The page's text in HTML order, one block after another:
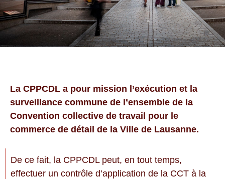
La CPPCDL a pour mission l’exécution et la
surveillance commune de l’ensemble de la
Convention collective de travail pour le
commerce de détail de la Ville de Lausanne.
De ce fait, la CPPCDL peut, en tout temps,
effectuer un contrôle d’application de la CCT à la